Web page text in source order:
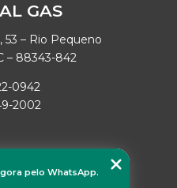
GAS
53 – Rio Pequeno
– 88343-842
0942
2002
pelo WhatsApp.